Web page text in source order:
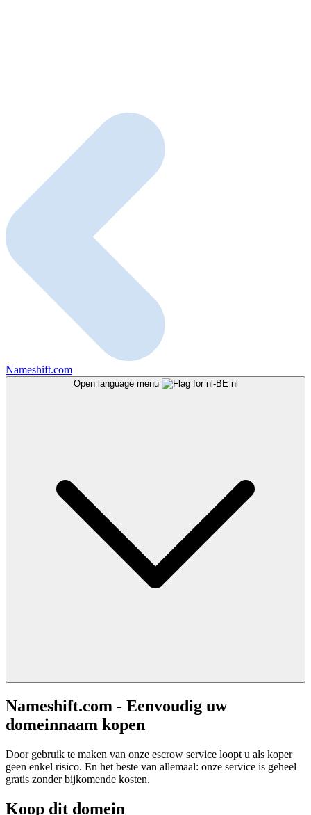
Nameshift.com
Open language menu nl
Nameshift.com - Eenvoudig uw
domeinnaam kopen
Door gebruik te maken van onze escrow service loopt u als koper
geen enkel risico. En het beste van allemaal: onze service is geheel
gratis zonder bijkomende kosten.
Koop dit domein